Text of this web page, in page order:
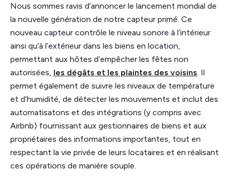
Nous sommes ravis d’annoncer le lancement mondial de
la nouvelle génération de notre capteur primé. Ce
nouveau capteur contrôle le niveau sonore à l’intérieur
ainsi qu’à l’extérieur dans les biens en location,
permettant aux hôtes d’empêcher les fêtes non
autorisées, les dégâts et les plaintes des voisins . Il
permet également de suivre les niveaux de température
et d’humidité, de détecter les mouvements et inclut des
automatisatons et des intégrations (y compris avec
Airbnb) fournissant aux gestionnaires de biens et aux
propriétaires des informations importantes, tout en
respectant la vie privée de leurs locataires et en réalisant
ces opérations de manière souple.